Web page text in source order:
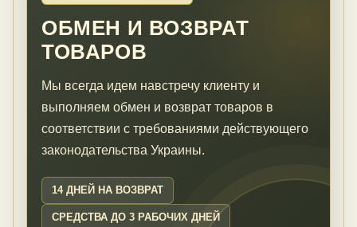
ОБМЕН И ВОЗВРАТ
ТОВАРОВ
Мы всегда идем навстречу клиенту и
выполняем обмен и возврат товаров в
соответствии с требованиями действующего
законодательства Украины.
14 ДНЕЙ НА ВОЗВРАТ
СРЕДСТВА ДО 3 РАБОЧИХ ДНЕЙ